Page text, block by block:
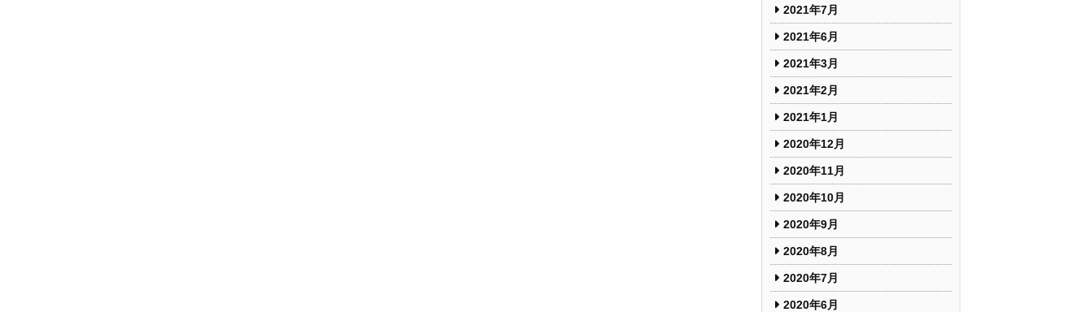
2021年7月
2021年6月
2021年3月
2021年2月
2021年1月
2020年12月
2020年11月
2020年10月
2020年9月
2020年8月
2020年7月
2020年6月